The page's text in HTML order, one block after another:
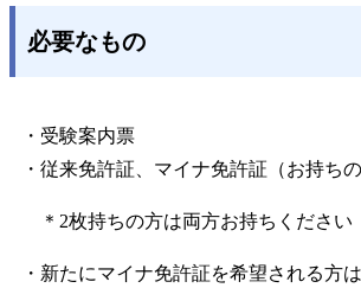
必要なもの
・受験案内票
・従来免許証、マイナ免許証（お持ちの
＊2枚持ちの方は両方お持ちください
・新たにマイナ免許証を希望される方